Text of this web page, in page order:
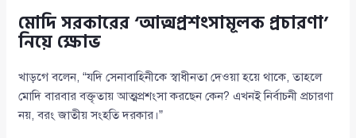
মোদি সরকারের ‘আত্মপ্রশংসামূলক প্রচারণা’
নিয়ে ক্ষোভ
খাড়গে বলেন, “যদি সেনাবাহিনীকে স্বাধীনতা দেওয়া হয়ে থাকে, তাহলে
মোদি বারবার বক্তৃতায় আত্মপ্রশংসা করছেন কেন? এখনই নির্বাচনী প্রচারণা
নয়, বরং জাতীয় সংহতি দরকার।”